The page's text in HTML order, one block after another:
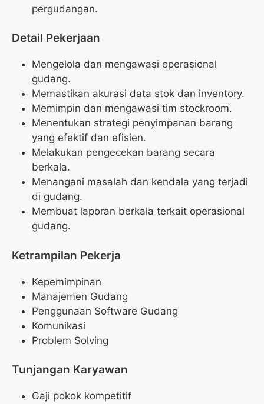
pergudangan.
Detail Pekerjaan
Mengelola dan mengawasi operasional
gudang.
Memastikan akurasi data stok dan inventory.
Memimpin dan mengawasi tim stockroom.
Menentukan strategi penyimpanan barang
yang efektif dan efisien.
Melakukan pengecekan barang secara
berkala.
Menangani masalah dan kendala yang terjadi
di gudang.
Membuat laporan berkala terkait operasional
gudang.
Ketrampilan Pekerja
Kepemimpinan
Manajemen Gudang
Penggunaan Software Gudang
Komunikasi
Problem Solving
Tunjangan Karyawan
Gaji pokok kompetitif